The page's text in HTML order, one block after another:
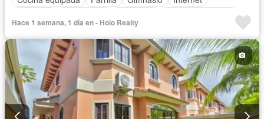
Piscina
Agua
Hace 1 semana, 1 día en - Holo Realty